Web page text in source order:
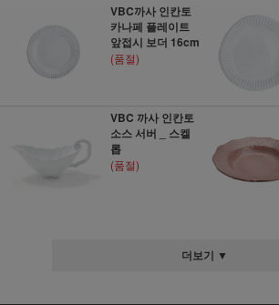
VBC까사 인칸토
카나페 플레이트
앞접시 보더 16cm
(품절)
VBC 까사 인칸토
소스 서버 _ 스켈
롭
(품절)
더보기 ▼